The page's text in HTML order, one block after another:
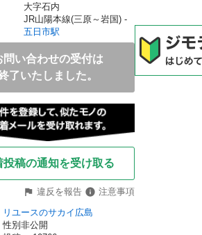
大字石内
五日市駅
問い合わせの受付は
了いたしました。
投稿の通知を受け取る
違反を報告
注意事項
リユースのサカイ広島
性別非公開